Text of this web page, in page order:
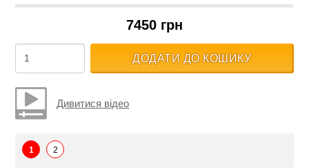
7450 грн
ДОДАТИ ДО КОШИКУ
Дивитися відео
1 2